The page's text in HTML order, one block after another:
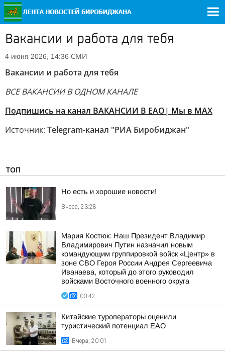
Вакансии и работа для тебя
4 июня 2026, 14:36 СМИ
Вакансии и работа для тебя
ВСЕ ВАКАНСИИ В ОДНОМ КАНАЛЕ
Подпишись на канал ВАКАНСИИ В ЕАО| Мы в MAX
Источник: Telegram-канал "РИА Биробиджан"
ТОП
Но есть и хорошие новости!
Вчера, 23:28
Мария Костюк: Наш Президент Владимир
Владимирович Путин назначил новым
командующим группировкой войск «Центр» в
зоне СВО Героя России Андрея Сергеевича
Иванаева, который до этого руководил
войсками Восточного военного округа
00:42
Китайские туроператоры оценили
туристический потенциал ЕАО
Вчера, 20:01